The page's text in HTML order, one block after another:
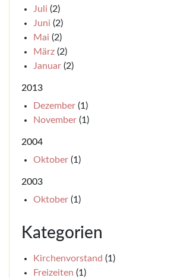
Juli (2)
Juni (2)
Mai (2)
März (2)
Januar (2)
2013
Dezember (1)
November (1)
2004
Oktober (1)
2003
Oktober (1)
Kategorien
Kirchenvorstand (1)
Freizeiten (1)